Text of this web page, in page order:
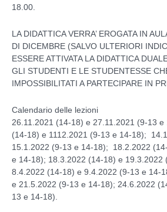
18.00.
LA DIDATTICA VERRA’ EROGATA IN
DI DICEMBRE (SALVO ULTERIORI
ESSERE ATTIVATA LA DIDATTICA
GLI STUDENTI E LE STUDENTESSE
IMPOSSIBILITATI A PARTECIPARE IN
Calendario delle lezioni
26.11.2021 (14-18) e 27.11.2021 (9-13 e
(14-18) e 1112.2021 (9-13 e 14-18);
15.1.2022 (9-13 e 14-18); 18.2.2022
e 14-18); 18.3.2022 (14-18) e 19.3.2022
8.4.2022 (14-18) e 9.4.2022 (9-13 e 14-
e 21.5.2022 (9-13 e 14-18); 24.6.2022
13 e 14-18).